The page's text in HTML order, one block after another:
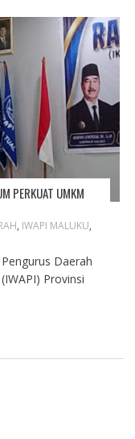
PERKUAT UMKM
, IWAPI MALUKU,
Daerah
Provinsi